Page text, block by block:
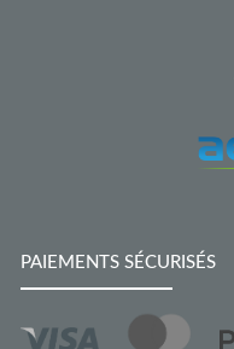
PAIEMENTS SÉCURISÉS